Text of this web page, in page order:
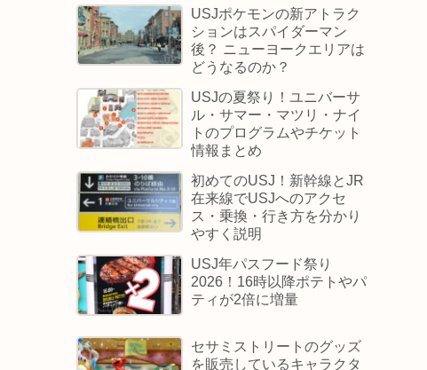
USJポケモンの新アトラク
ションはスパイダーマン
後？ ニューヨークエリアは
どうなるのか？
USJの夏祭り！ユニバーサ
ル・サマー・マツリ・ナイ
トのプログラムやチケット
情報まとめ
初めてのUSJ！新幹線とJR
在来線でUSJへのアクセ
ス・乗換・行き方を分かり
やすく説明
USJ年パスフード祭り
2026！16時以降ポテトやパ
ティが2倍に増量
セサミストリートのグッズ
を販売しているキャラクタ